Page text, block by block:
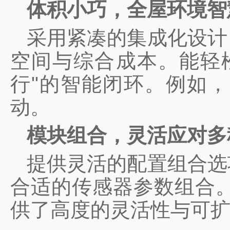
体积小巧，全屋环境
采用紧凑的集成化设
空间与综合成本。能
行"的智能闭环。例如
动。
模块组合，灵活应对
提供灵活的配置组合
合适的传感器参数组合
供了高度的灵活性与可